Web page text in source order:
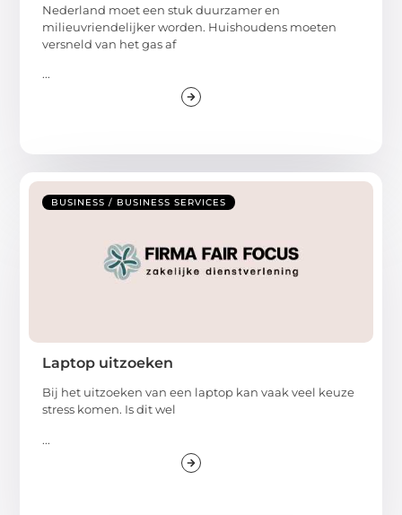
Nederland moet een stuk duurzamer en
milieuvriendelijker worden. Huishoudens moeten
versneld van het gas af
...
BUSINESS / BUSINESS SERVICES
Laptop uitzoeken
Bij het uitzoeken van een laptop kan vaak veel keuze
stress komen. Is dit wel
...